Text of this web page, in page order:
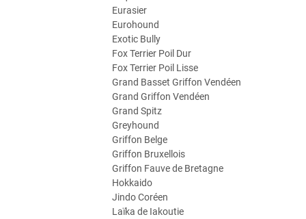
Eurasier
Eurohound
Exotic Bully
Fox Terrier Poil Dur
Fox Terrier Poil Lisse
Grand Basset Griffon Vendéen
Grand Griffon Vendéen
Grand Spitz
Greyhound
Griffon Belge
Griffon Bruxellois
Griffon Fauve de Bretagne
Hokkaido
Jindo Coréen
Laïka de Iakoutie